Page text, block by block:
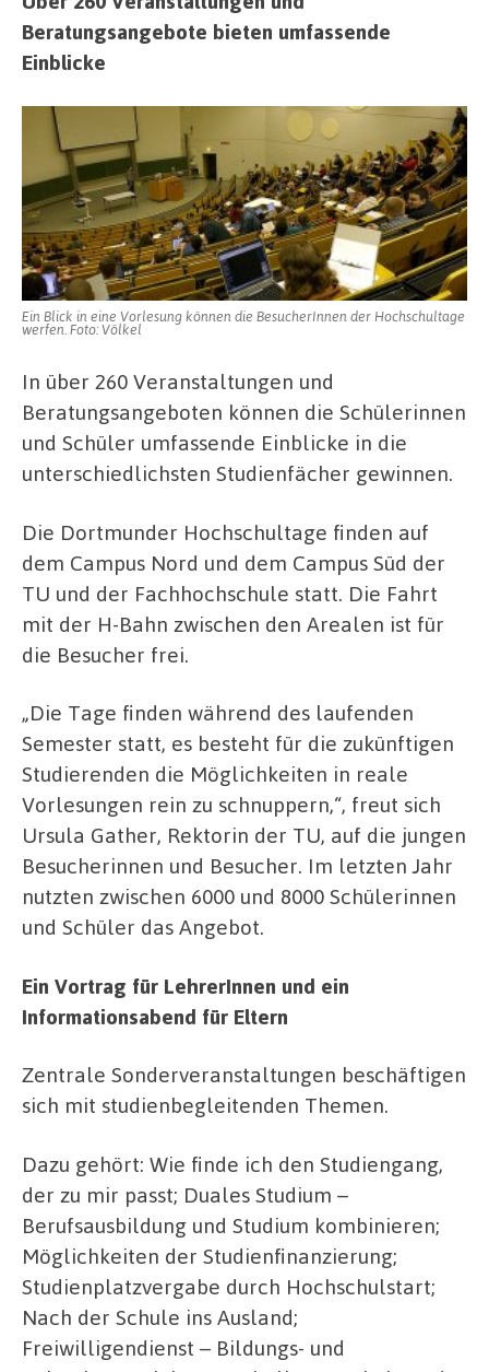
Beratungsangebote bieten umfassende
Einblicke
Ein Blick in eine Vorlesung können die BesucherInnen der Hochschultage
werfen. Foto: Völkel
In über 260 Veranstaltungen und
Beratungsangeboten können die Schülerinnen
und Schüler umfassende Einblicke in die
unterschiedlichsten Studienfächer gewinnen.
Die Dortmunder Hochschultage finden auf
dem Campus Nord und dem Campus Süd der
TU und der Fachhochschule statt. Die Fahrt
mit der H-Bahn zwischen den Arealen ist für
die Besucher frei.
„Die Tage finden während des laufenden
Semester statt, es besteht für die zukünftigen
Studierenden die Möglichkeiten in reale
Vorlesungen rein zu schnuppern,“, freut sich
Ursula Gather, Rektorin der TU, auf die jungen
Besucherinnen und Besucher. Im letzten Jahr
nutzten zwischen 6000 und 8000 Schülerinnen
und Schüler das Angebot.
Ein Vortrag für LehrerInnen und ein
Informationsabend für Eltern
Zentrale Sonderveranstaltungen beschäftigen
sich mit studienbegleitenden Themen.
Dazu gehört: Wie finde ich den Studiengang,
der zu mir passt; Duales Studium –
Berufsausbildung und Studium kombinieren;
Möglichkeiten der Studienfinanzierung;
Studienplatzvergabe durch Hochschulstart;
Nach der Schule ins Ausland;
Freiwilligendienst – Bildungs- und